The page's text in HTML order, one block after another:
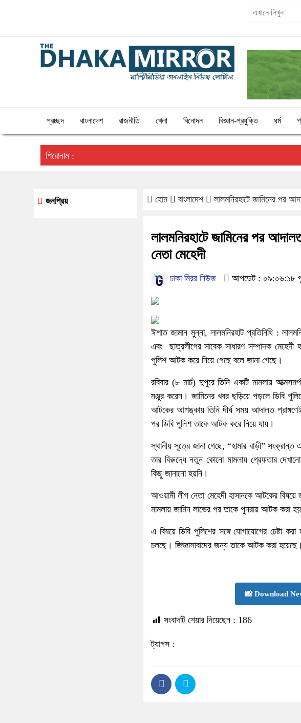
প্রচ্ছদ বাংলাদেশ রাজনীতি খেলা বিনোদন বিজ্ঞান-প্রযুক্তি ধর্ম
শিরোনাম :
হোম বাংলাদেশ লালমনিরহাটে জামিনের পর
লালমনিরহাটে জামিনের পর
নেতা মেহেদী
ঢাকা মিরর নিউজ আপডেট : ০৯:০৬:১৮
ঈশাত জামান মুন্না, লালমনিরহাট প্রতিনিধি :
এবং ছাত্রলীগের সাবেক সাধারণ সম্পাদক মেহেদী
পুলিশ আটক করে নিয়ে গেছে বলে জানা গেছে।
রবিবার (৮ মার্চ) দুপুরে তিনি একটি মামলায়
মঞ্জুর করেন। জামিনের খবর ছড়িয়ে পড়লে ডিবি
আটকের আশঙ্কায় তিনি দীর্ঘ সময় আদালত
পর ডিবি পুলিশ তাকে আটক করে নিয়ে যায়।
স্থানীয় সূত্রে জানা গেছে, “হামার বাড়ী”
তার বিরুদ্ধে নতুন কোনো মামলায় গ্রেফতার
কিছু জানানো হয়নি।
আওয়ামী লীগ নেতা মেহেদী হাসানকে আটকের
মামলায় জামিন লাভের পর তাকে পুনরায় আটক করা
এ বিষয়ে ডিবি পুলিশের সঙ্গে যোগাযোগের চেষ্টা
চলছে। জিজ্ঞাসাবাদের জন্য তাকে আটক করা হয়েছে।
📸 Download
সংবাদটি শেয়ার দিয়েছেন : 186
ট্যাগস :
জনপ্রিয়